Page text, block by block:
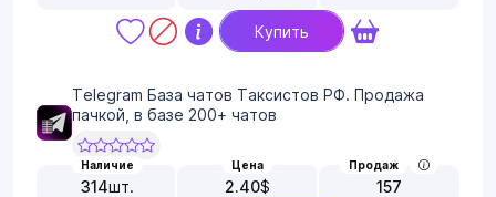
Купить
Telegram База чатов Таксистов РФ. Продажа
пачкой, в базе 200+ чатов
Наличие
314шт.
Цена
2.40$
Продаж
157